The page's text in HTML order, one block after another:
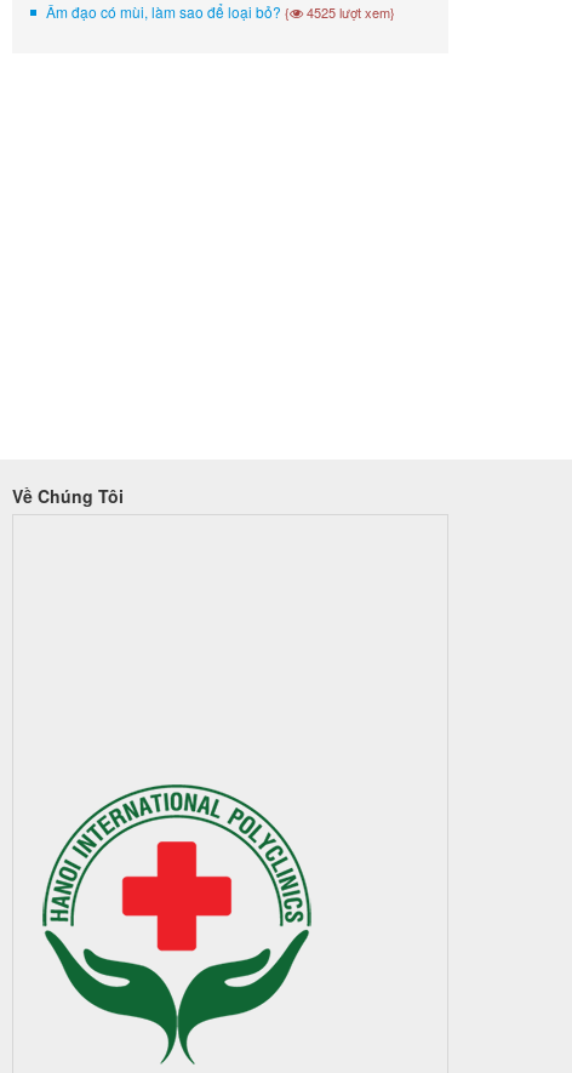
Âm đạo có mùi, làm sao để loại bỏ? { 4525 lượt xem}
Về Chúng Tôi